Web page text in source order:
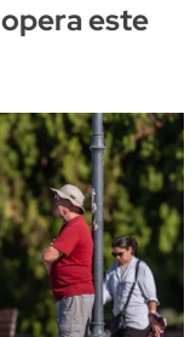
este